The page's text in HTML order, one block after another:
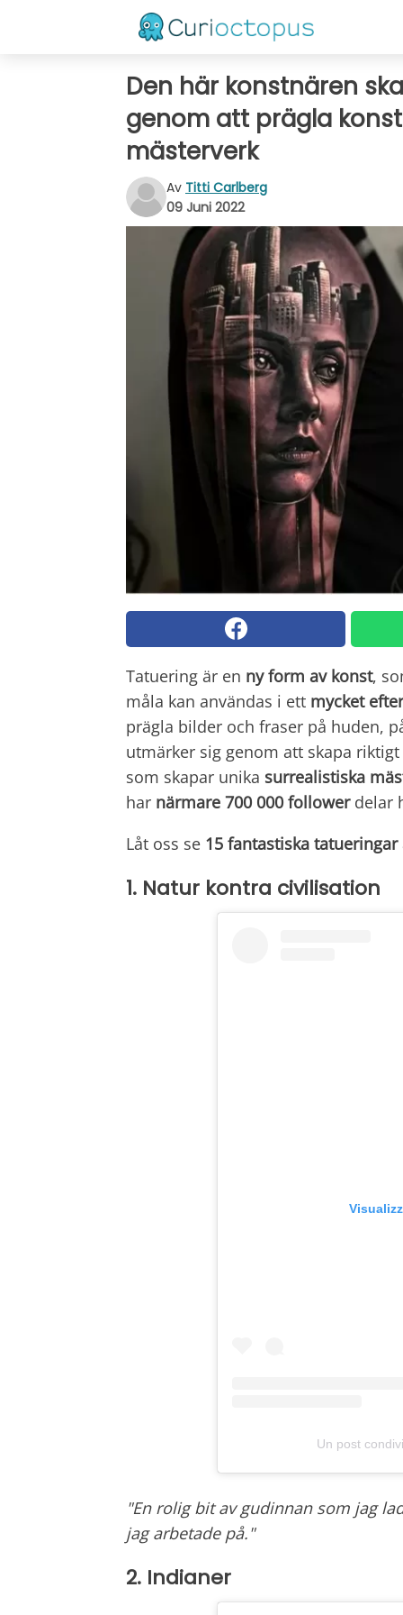
Den här konstnären
genom att prägla
mästerverk
Av Titti Carlberg
09 Juni 2022
Tatuering är en ny form av konst,
måla kan användas i ett mycket
prägla bilder och fraser på huden,
utmärker sig genom att skapa riktigt
som skapar unika surrealistiska
har närmare 700 000 followerdelar
Låt oss se 15 fantastiska tatueringar
1. Natur kontra civilisation
Un post
"En rolig bit av gudinnan som jag
jag arbetade på."
2. Indianer